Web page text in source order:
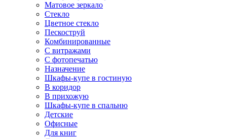
Матовое зеркало
Стекло
Цветное стекло
Пескоструй
Комбинированные
С витражами
С фотопечатью
Назначение
Шкафы-купе в гостиную
В коридор
В прихожую
Шкафы-купе в спальню
Детские
Офисные
Для книг